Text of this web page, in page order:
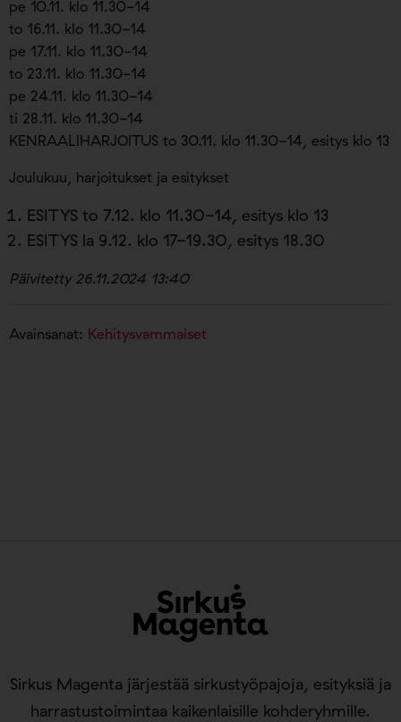
pe 10.11. klo 11.30-14
to 16.11. klo 11.30-14
pe 17.11. klo 11.30-14
to 23.11. klo 11.30-14
pe 24.11. klo 11.30-14
ti 28.11. klo 11.30-14
KENRAALIHARJOITUS to 30.11. klo 11.30-14, esitys klo 13
Joulukuu, harjoitukset ja esitykset
ESITYS to 7.12. klo 11.30-14, esitys klo 13
ESITYS la 9.12. klo 17-19.30, esitys 18.30
Päivitetty 26.11.2024 13:40
Avainsanat: Kehitysvammaiset
Sirkus Magenta järjestää sirkustyöpajoja, esityksiä ja
harrastustoimintaa kaikenlaisille kohderyhmille.